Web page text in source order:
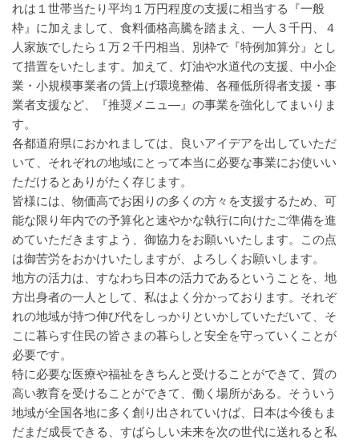
れは１世帯当たり平均１万円程度の支援に相当する『一般
枠』に加えまして、食料価格高騰を踏まえ、一人３千円、４
人家族でしたら１万２千円相当、別枠で『特例加算分』とし
て措置をいたします。加えて、灯油や水道代の支援、中小企
業・小規模事業者の賃上げ環境整備、各種低所得者支援・事
業者支援など、『推奨メニュ―』の事業を強化してまいりま
す。
各都道府県におかれましては、良いアイデアを出していただ
いて、それぞれの地域にとって本当に必要な事業にお使いい
ただけるとありがたく存じます。
皆様には、物価高でお困りの多くの方々を支援するため、可
能な限り年内での予算化と速やかな執行に向けたご準備を進
めていただきますよう、御協力をお願いいたします。この点
は御苦労をおかけいたしますが、よろしくお願いします。
地方の活力は、すなわち日本の活力であるということを、地
方出身者の一人として、私はよく分かっております。それぞ
れの地域が持つ伸び代をしっかりといかしていただいて、そ
こに暮らす住民の皆さまの暮らしと安全を守っていくことが
必要です。
特に必要な医療や福祉をきちんと受けることができて、質の
高い教育を受けることができて、働く場所がある。そういう
地域が全国各地に多く創り出されていけば、日本は今後もま
だまだ成長できる、すばらしい未来を次の世代に送れると私